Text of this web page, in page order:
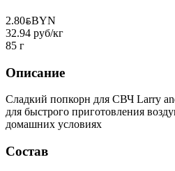
2.80BYNBYN
32.94 руб/кг
85 г
Описание
Сладкий попкорн для СВЧ Larry
для быстрого приготовления
домашних условиях
Состав